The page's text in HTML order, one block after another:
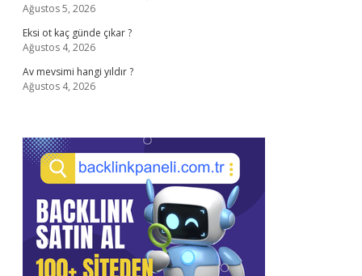
Ağustos 5, 2026
Eksi ot kaç günde çıkar ?
Ağustos 4, 2026
Av mevsimi hangi yıldır ?
Ağustos 4, 2026